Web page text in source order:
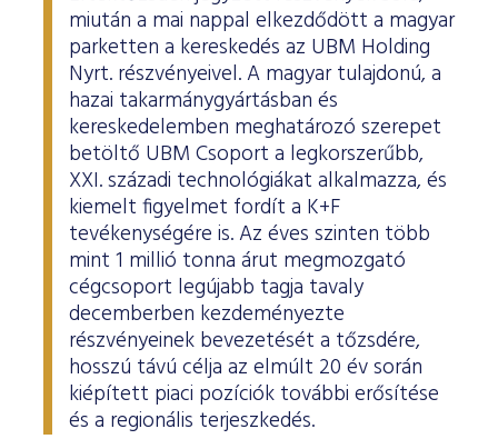
miután a mai nappal elkezdődött a magyar
parketten a kereskedés az UBM Holding
Nyrt. részvényeivel. A magyar tulajdonú, a
hazai takarmánygyártásban és
kereskedelemben meghatározó szerepet
betöltő UBM Csoport a legkorszerűbb,
XXI. századi technológiákat alkalmazza, és
kiemelt figyelmet fordít a K+F
tevékenységére is. Az éves szinten több
mint 1 millió tonna árut megmozgató
cégcsoport legújabb tagja tavaly
decemberben kezdeményezte
részvényeinek bevezetését a tőzsdére,
hosszú távú célja az elmúlt 20 év során
kiépített piaci pozíciók további erősítése
és a regionális terjeszkedés.